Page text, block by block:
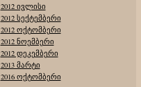
2012 ივლისი
2012 სექტემბერი
2012 ოქტომბერი
2012 ნოემბერი
2012 დეკემბერი
2013 მარტი
2016 ოქტომბერი